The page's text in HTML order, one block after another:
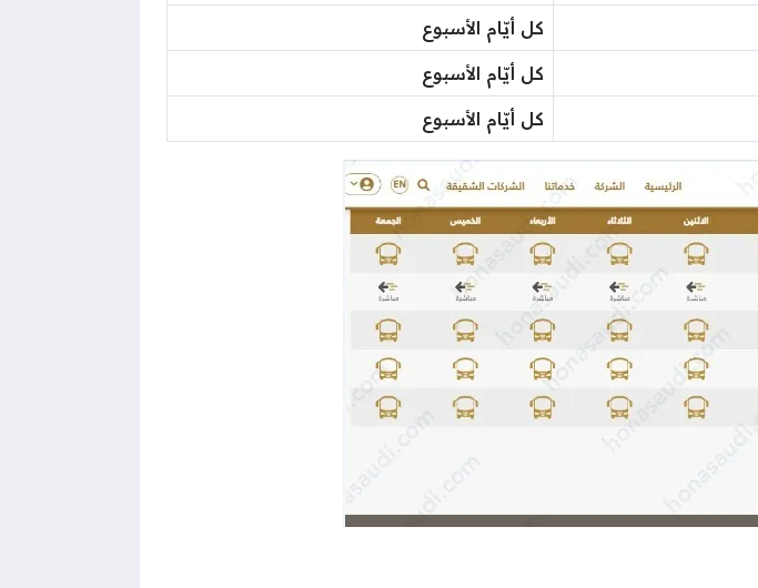
كل أيّام الأسبوع
كل أيّام الأسبوع
كل أيّام الأسبوع